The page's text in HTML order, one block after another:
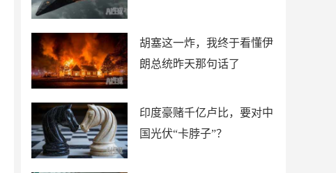
胡塞这一炸，我终于看懂伊
朗总统昨天那句话了
印度豪赌千亿卢比，要对中
国光伏“卡脖子”？